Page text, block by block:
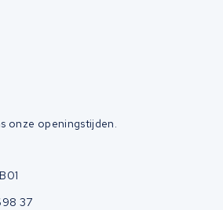
onze openingstijden.
37